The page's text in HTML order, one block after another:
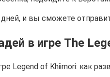
и вы сможете
в игре The